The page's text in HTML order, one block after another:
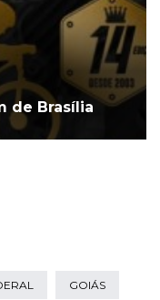
de Brasília
GOIÁS